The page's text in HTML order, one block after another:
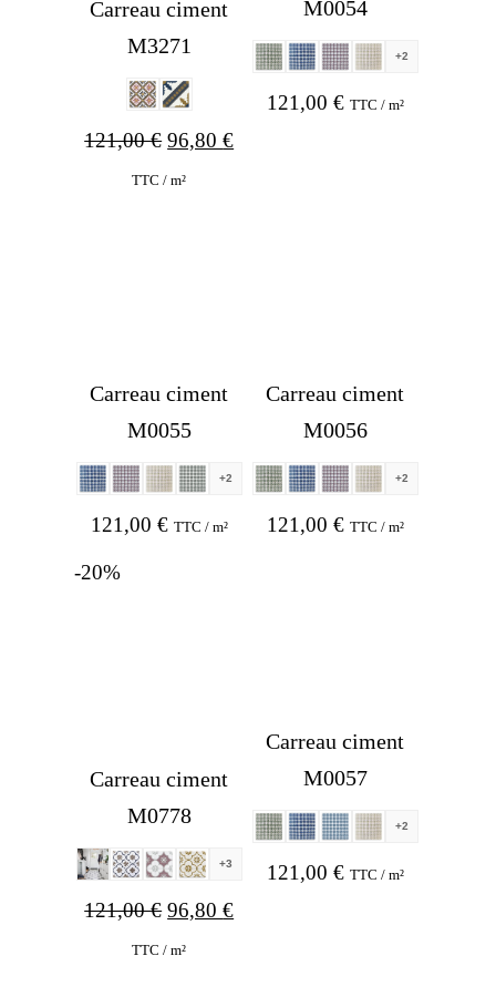
Carreau ciment
M3271
121,00€ Original
price
96,80€Current
TTC / m²
M0054
+2
121,00 € TTC / m²
Carreau ciment
M0055
+2
121,00 € TTC / m²
Carreau ciment
M0056
+2
121,00 € TTC / m²
-20%
Carreau ciment
M0778
+3
121,00€ Original
price
96,80€Current
TTC / m²
Carreau ciment
M0057
+2
121,00 € TTC / m²